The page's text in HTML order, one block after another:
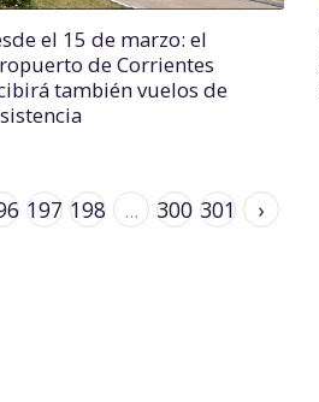
el 15 de marzo: el
de Corrientes
también vuelos de
197 198 ... 300 301 ›